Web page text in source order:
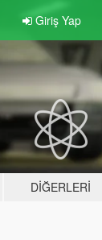
Giriş Yap
DIĞERLERI